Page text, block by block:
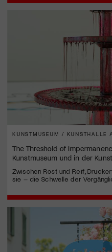
KUNSTMUSEUM / KUNSTHALLE
The Threshold of
Kunstmuseum und in der
Zwischen Rost und Reif,
sie – die Schwelle der